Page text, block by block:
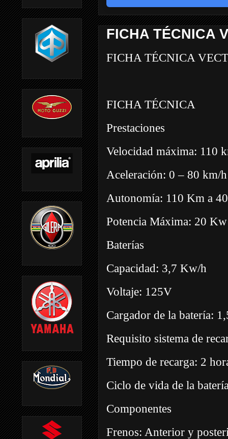
FICHA TÉCNICA
FICHA TÉCNICA
FICHA TÉCNICA
Prestaciones
Velocidad máxima: 110
Aceleración: 0 – 80 km/
Autonomía: 110 Km a
Potencia Máxima: 20
Baterías
Capacidad: 3,7 Kw/h
Voltaje: 125V
Cargador de la batería:
Requisito sistema de
Tiempo de recarga: 2
Ciclo de vida de la
Componentes
Frenos: Anterior y